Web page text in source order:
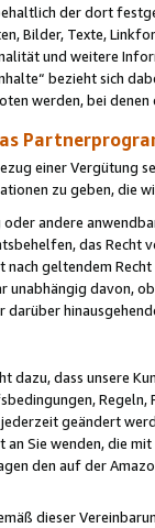
der dort
Bilder, Texte,
und weitere
bezieht sich
werden, bei
einer Vergütung
zu geben, die
oder andere
das
geltendem
unabhängig davon,
darüber
dass unsere
geändert
an Sie wenden, die
den auf der
dieser